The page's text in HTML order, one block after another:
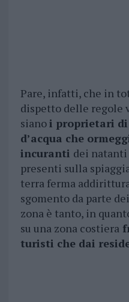
Pare, infatti, che in
dispetto delle regole
sianoi proprietari
d’acqua che
incuranti dei natanti
presenti sulla
terra ferma
sgomento da parte
zona è tanto, in
su una zona costiera
turisti che dai